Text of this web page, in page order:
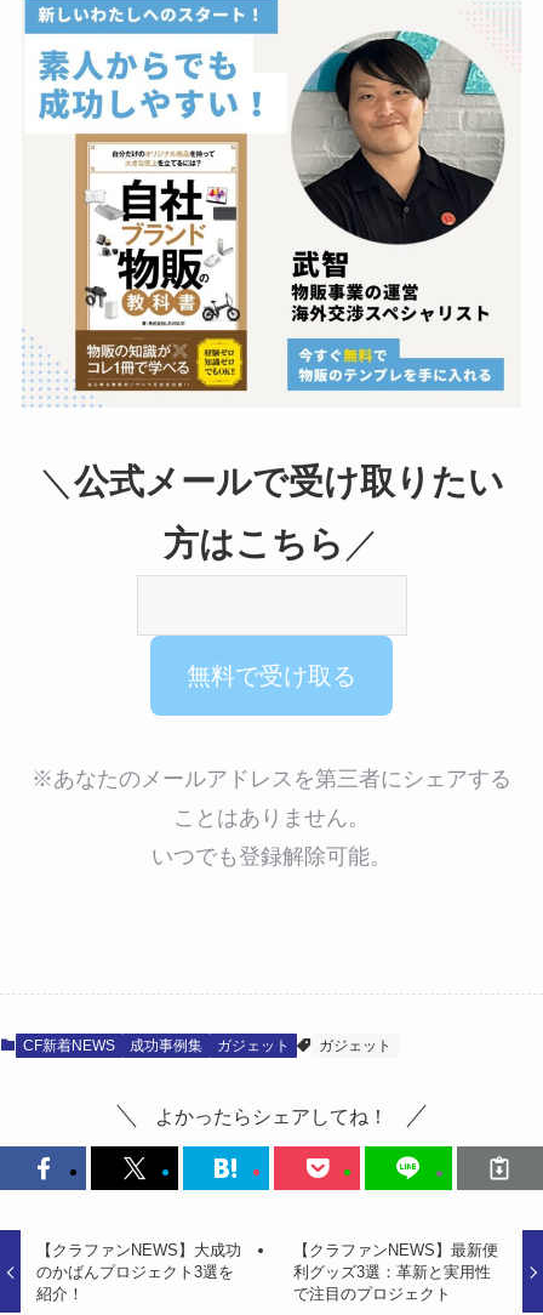
＼ 公式メールで受け取りたい
方はこちら ／
※あなたのメールアドレスを第三者にシェアする
ことはありません。
いつでも登録解除可能。
CF新着NEWS 成功事例集 ガジェット ガジェット
よかったらシェアしてね！
【クラファンNEWS】大成功
のかばんプロジェクト3選を
紹介！
【クラファンNEWS】最新便
利グッズ3選：革新と実用性
で注目のプロジェクト